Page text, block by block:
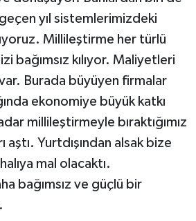
yıl sistemlerimizdeki
Millileştirme her türlü
bağımsız kılıyor. Maliyetleri
Burada büyüyen firmalar
ekonomiye büyük katkı
millileştirmeyle bıraktığımız
aştı. Yurtdışından alsak bize
mal olacaktı.
bağımsız ve güçlü bir